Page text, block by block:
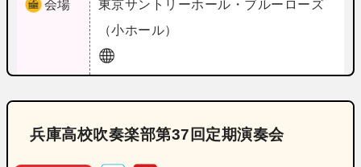
会場 東京サントリーホール・ブルーローズ
（小ホール）
兵庫高校吹奏楽部第37回定期演奏会